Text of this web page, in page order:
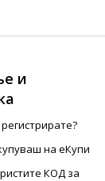
и
на еКупи
КОД за